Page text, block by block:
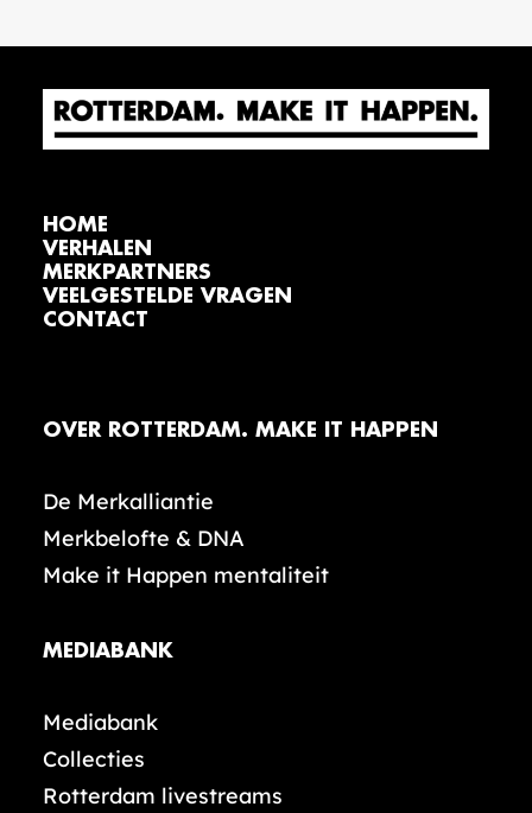
HOME
VERHALEN
MERKPARTNERS
VEELGESTELDE VRAGEN
CONTACT
OVER ROTTERDAM. MAKE IT HAPPEN
De Merkalliantie
Merkbelofte & DNA
Make it Happen mentaliteit
MEDIABANK
Mediabank
Collecties
Rotterdam livestreams